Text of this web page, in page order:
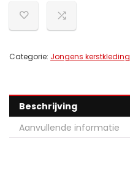
Categorie: Jongens kerstkleding
Beschrijving
Aanvullende informatie